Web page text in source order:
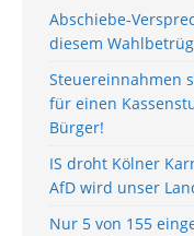
Abschiebe-
diesem
Steuereinnahmen
für einen
Bürger!
IS droht Kölner
AfD wird unser
Nur 5 von 155